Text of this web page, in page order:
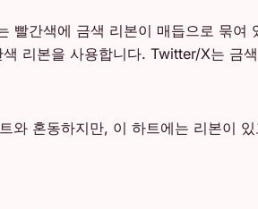
빨간색에 금색 리본이 매듭으로 묶
리본을 사용합니다. Twitter/X는 금
와 혼동하지만, 이 하트에는 리본이